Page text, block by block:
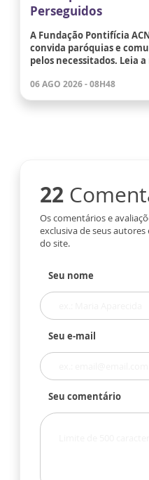
Perseguidos
A Fundação Pontifícia
convida paróquias e
pelos necessitados. Leia
06 AGO 2026 - 08H48
22
Os comentários e
exclusiva de seus
do site.
Seu nome
Seu e-mail
Seu comentário